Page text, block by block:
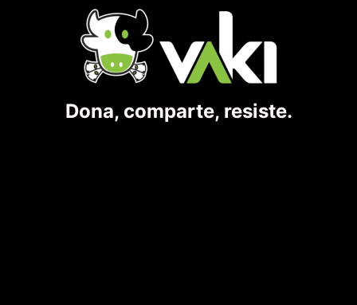
Dona, comparte, resiste.